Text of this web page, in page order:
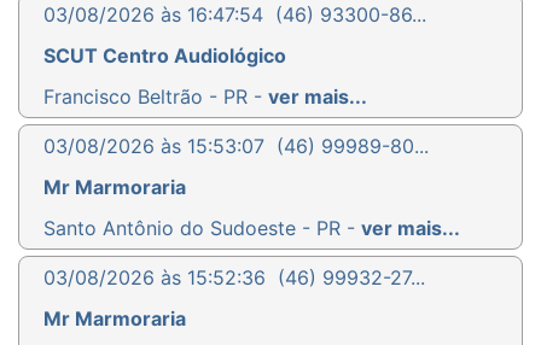
03/08/2026 às 16:47:54 (46) 93300-86...
SCUT Centro Audiológico
Francisco Beltrão - PR - ver mais...
03/08/2026 às 15:53:07 (46) 99989-80...
Mr Marmoraria
Santo Antônio do Sudoeste - PR - ver mais...
03/08/2026 às 15:52:36 (46) 99932-27...
Mr Marmoraria